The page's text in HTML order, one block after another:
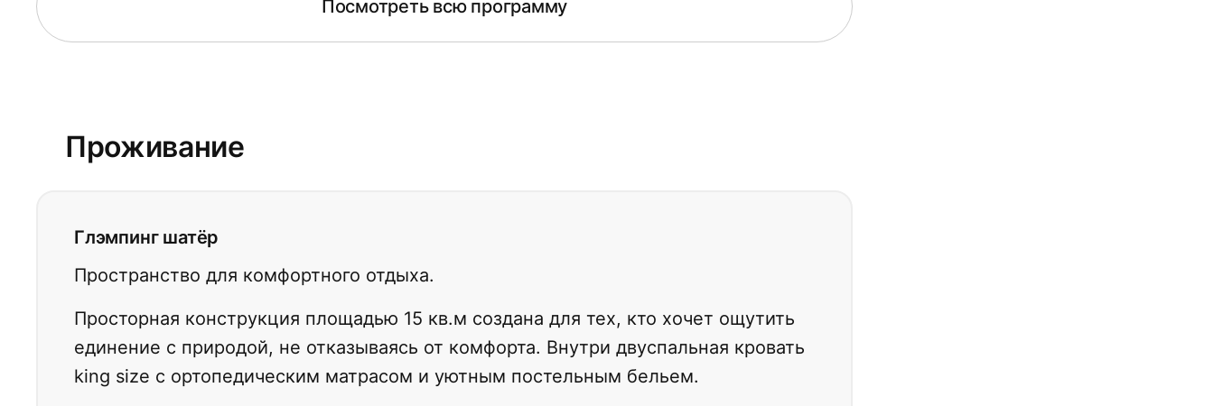
Посмотреть всю программу
Проживание
Глэмпинг шатёр
Пространство для комфортного отдыха.
Просторная конструкция площадью 15 кв.м создана для тех, кто хочет ощутить
единение с природой, не отказываясь от комфорта. Внутри двуспальная кровать
king size с ортопедическим матрасом и уютным постельным бельем.